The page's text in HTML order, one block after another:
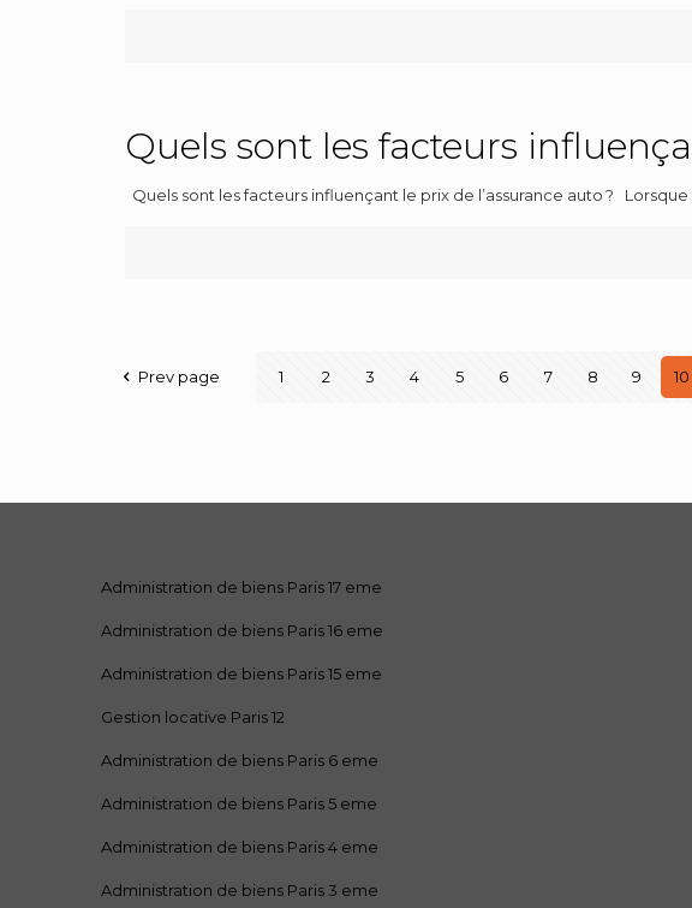
Quels sont les facteurs
Quels sont les facteurs influençant le prix de l’assurance auto ?
Prev page 1 2 3 4 5 6 7 8 9 10
Administration de biens Paris 17 eme
Administration de biens Paris 16 eme
Administration de biens Paris 15 eme
Gestion locative Paris 12
Administration de biens Paris 6 eme
Administration de biens Paris 5 eme
Administration de biens Paris 4 eme
Administration de biens Paris 3 eme